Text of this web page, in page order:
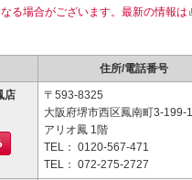
る場合がございます。最新の情報は
住所/電話番号
店
〒593-8325
大阪府堺市西区鳳南町3-199-
アリオ鳳 1階
TEL： 0120-567-471
TEL： 072-275-2727